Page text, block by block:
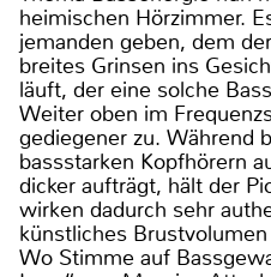
heimischen Hörzimmer.
jemanden geben, dem
breites Grinsen ins
läuft, der eine solche
Weiter oben im
gediegener zu. Während
bassstarken Kopfhörern
dicker aufträgt, hält der
wirken dadurch sehr
künstliches
Wo Stimme auf